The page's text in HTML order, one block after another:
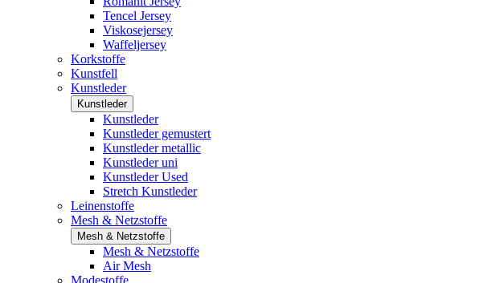
Tencel Jersey
Viskosejersey
Waffeljersey
Korkstoffe
Kunstfell
Kunstleder
Kunstleder
Kunstleder
Kunstleder gemustert
Kunstleder metallic
Kunstleder uni
Kunstleder Used
Stretch Kunstleder
Leinenstoffe
Mesh & Netzstoffe
Mesh & Netzstoffe
Mesh & Netzstoffe
Air Mesh
Modestoffe